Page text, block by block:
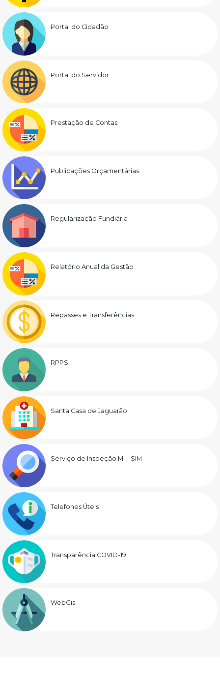
Portal do Cidadão
Portal do Servidor
Prestação de Contas
Publicações Orçamentárias
Regularização Fundiária
Relatório Anual da Gestão
Repasses e Transferências
RPPS
Santa Casa de Jaguarão
Serviço de Inspeção M. – SIM
Telefones Úteis
Transparência COVID-19
WebGis